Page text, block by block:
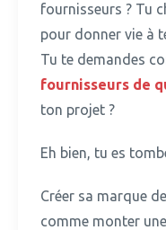
fournisseurs ? Tu
pour donner vie à
Tu te demandes
fournisseurs de
ton projet ?
Eh bien, tu es
Créer sa marque
comme monter